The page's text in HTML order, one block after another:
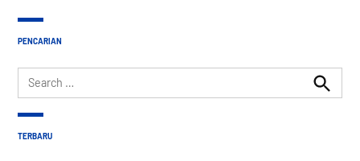
PENCARIAN
Search
for:
Search
TERBARU